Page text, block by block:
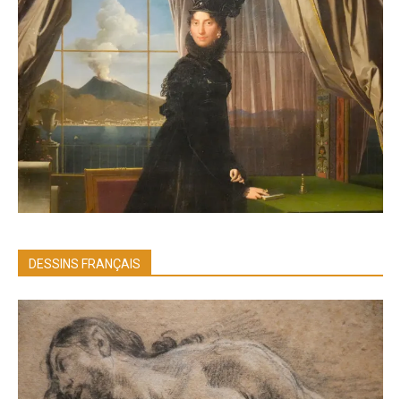
DESSINS FRANÇAIS